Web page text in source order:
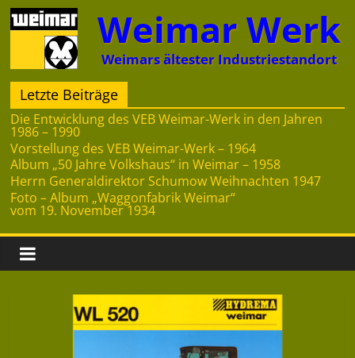
Zum
Inhalt
springen
Weimar Werk
Weimars ältester Industriestandort
Letzte Beiträge
Die Entwicklung des VEB Weimar-Werk in den Jahren
1986 – 1990
Vorstellung des VEB Weimar-Werk – 1964
Album „50 Jahre Volkshaus“ in Weimar – 1958
Herrn Generaldirektor Schumow Weihnachten 1947
Foto – Album „Waggonfabrik Weimar“
vom 19. November 1934